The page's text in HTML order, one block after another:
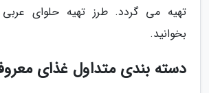
تهیه می گردد. طرز تهیه حلوای عربی
بخوانید.
دسته بندی متداول غذای